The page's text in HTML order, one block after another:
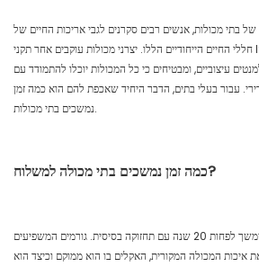
של בתי מכולות, אנשים רבים סקרנים לגבי אריכות החיים של
חללי החיים הייחודיים הללו. יצרני מכולות עוקבים אחר תקני ISO ספציפיים. סטנדרטים אלה
עיצוביים, ומבטיחים כי כל המכולות יוכלו להתמודד עם
עבור בעלי בתים, הדבר היחיד שאכפת להם הוא כמה זמן
נמשכים בתי מכולות.
כמה זמן נמשכים בתי מכולה למשלוח?
יכול להימשך לפחות 20 שנה עם תחזוקה בסיסית. גורמים המשפיעים
איכות המכולה המקורית, האקלים בו הוא ממוקם וכיצד הוא